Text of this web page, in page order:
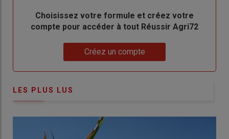
BodyChoisissez votre formule et créez votre
compte pour accéder à tout Réussir Agri72
Créez un compte
LES PLUS LUS